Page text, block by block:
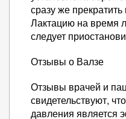
сразу же
Лактацию на время
следует
Отзывы о Валзе
Отзывы врачей и
свидетельствуют,
давления является